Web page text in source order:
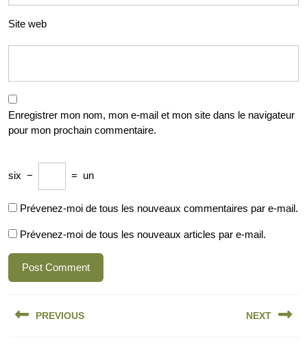
Site web
Enregistrer mon nom, mon e-mail et mon site dans le navigateur
pour mon prochain commentaire.
six − = un
Prévenez-moi de tous les nouveaux commentaires par e-mail.
Prévenez-moi de tous les nouveaux articles par e-mail.
de
PREVIOUS NEXT